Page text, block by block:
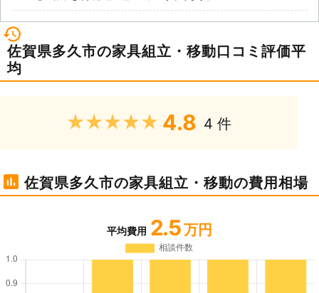
佐賀県多久市の家具組立・移動口コミ評価平
均
★★★★★ 4.8 4 件
佐賀県多久市の家具組立・移動の費用相場
平均費用 2.5 万円